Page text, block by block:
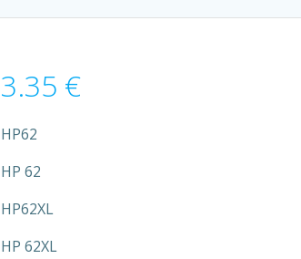
3.35 €
HP62
HP 62
HP62XL
HP 62XL